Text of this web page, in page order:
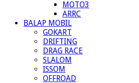
MOTO3
ARRC
BALAP MOBIL
GOKART
DRIFTING
DRAG RACE
SLALOM
ISSOM
OFFROAD